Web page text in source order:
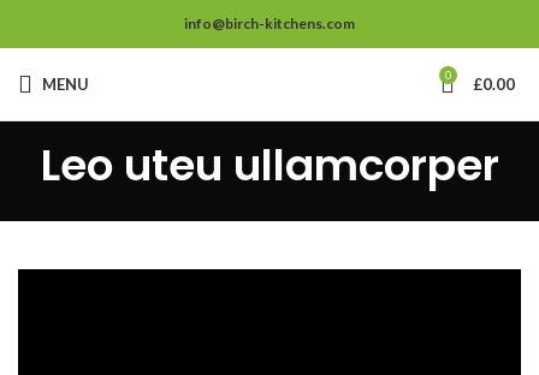
info@birch-kitchens.com
MENU 0 £0.00
Leo uteu ullamcorper